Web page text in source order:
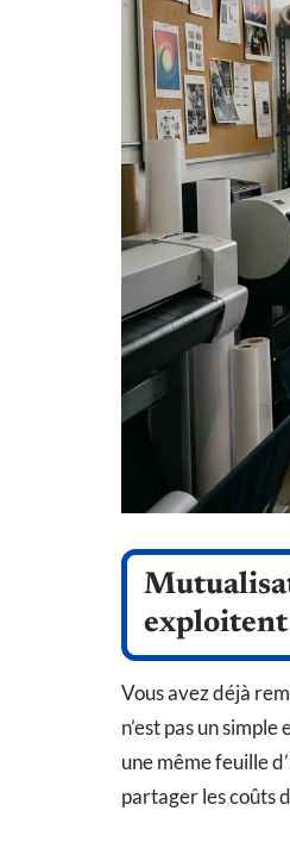
exploitent
Vous avez déjà
n’est pas un
une même feuille
partager les coûts